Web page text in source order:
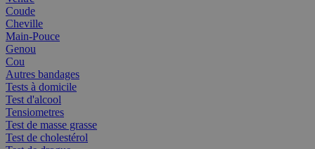
Coude
Cheville
Main-Pouce
Genou
Cou
Autres bandages
Tests à domicile
Test d'alcool
Tensiometres
Test de masse grasse
Test de cholestérol